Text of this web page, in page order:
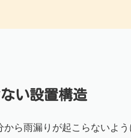
い設置構造
から雨漏りが起こらないよ